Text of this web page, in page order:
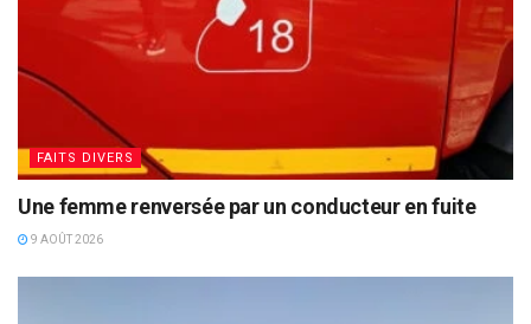
FAITS DIVERS
Une femme renversée par un conducteur en fuite
9 AOÛT 2026